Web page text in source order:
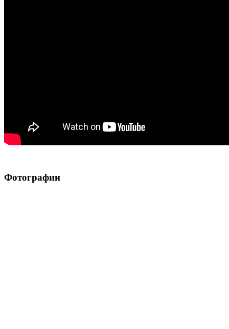
Фотографии